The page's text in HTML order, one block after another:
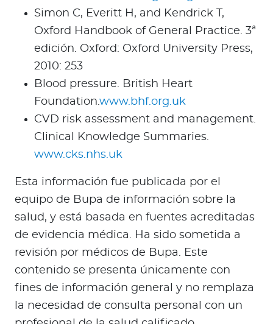
Simon C, Everitt H, and Kendrick T,
Oxford Handbook of General Practice. 3ª
edición. Oxford: Oxford University Press,
2010: 253
Blood pressure. British Heart
Foundation.www.bhf.org.uk
CVD risk assessment and management.
Clinical Knowledge Summaries.
www.cks.nhs.uk
Esta información fue publicada por el
equipo de Bupa de información sobre la
salud, y está basada en fuentes acreditadas
de evidencia médica. Ha sido sometida a
revisión por médicos de Bupa. Este
contenido se presenta únicamente con
fines de información general y no remplaza
la necesidad de consulta personal con un